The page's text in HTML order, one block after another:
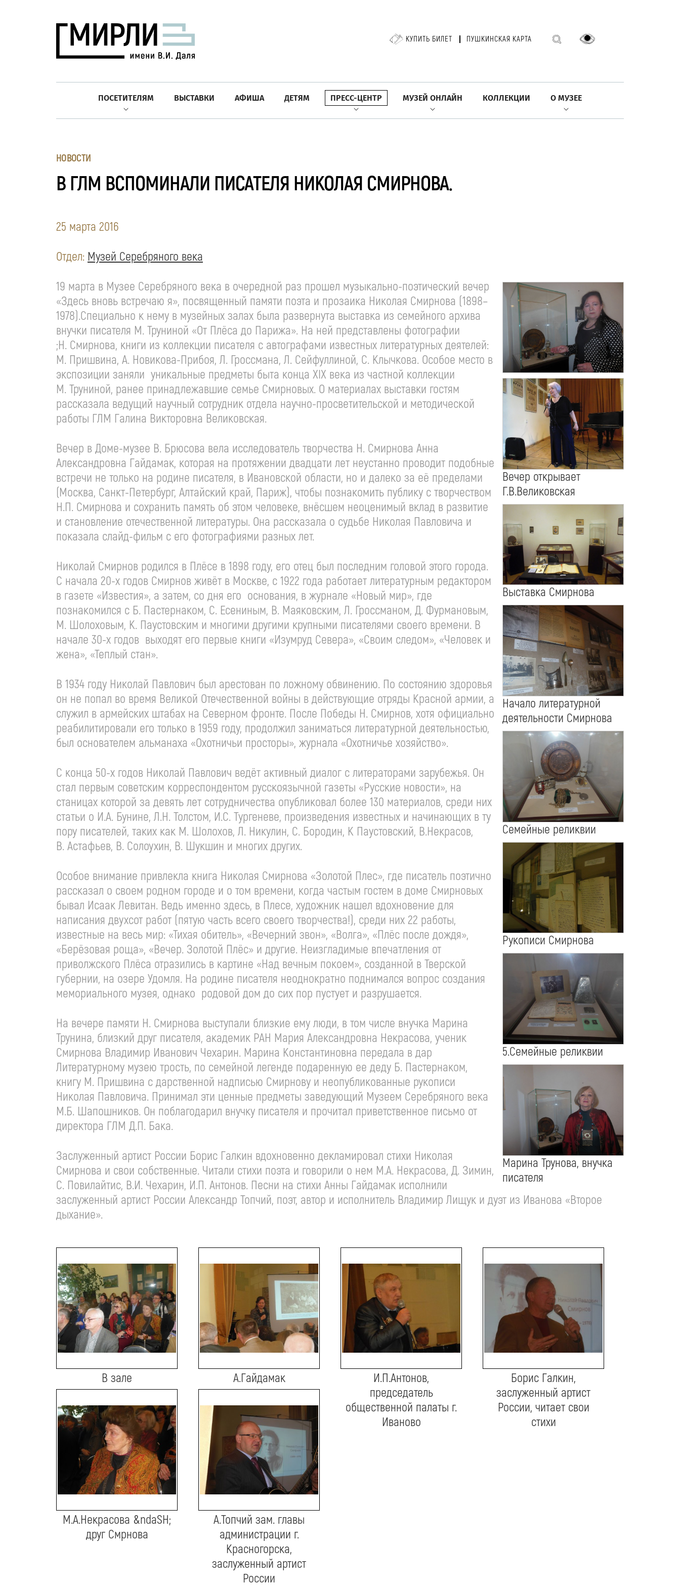
КУПИТЬ БИЛЕТ ПУШКИНСКАЯ КАРТА
ПОСЕТИТЕЛЯМ ВЫСТАВКИ АФИША ДЕТЯМ ПРЕСС-ЦЕНТР МУЗЕЙ ОНЛАЙН КОЛЛЕКЦИИ О МУЗЕЕ
НОВОСТИ
В ГЛМ ВСПОМИНАЛИ ПИСАТЕЛЯ НИКОЛАЯ СМИРНОВА.
25 марта 2016
Отдел: Музей Серебряного века
Вечер открывает
Г.В.Великовская
Выставка Смирнова
Начало литературной
деятельности Смирнова
Семейные реликвии
Рукописи Смирнова
5.Семейные реликвии
Марина Трунова, внучка
писателя
19 марта в Музее Серебряного века в очередной раз прошел музыкально-поэтический вечер
«Здесь вновь встречаю я», посвященный памяти поэта и прозаика Николая Смирнова (1898–
1978).Специально к нему в музейных залах была развернута выставка из семейного архива
внучки писателя М. Труниной «От Плёса до Парижа». На ней представлены фотографии
;Н. Смирнова, книги из коллекции писателя с автографами известных литературных деятелей:
М. Пришвина, А. Новикова-Прибоя, Л. Гроссмана, Л. Сейфуллиной, С. Клычкова. Особое место в
экспозиции заняли уникальные предметы быта конца XIX века из частной коллекции
М. Труниной, ранее принадлежавшие семье Смирновых. О материалах выставки гостям
рассказала ведущий научный сотрудник отдела научно-просветительской и методической
работы ГЛМ Галина Викторовна Великовская.
Вечер в Доме-музее В. Брюсова вела исследователь творчества Н. Смирнова Анна
Александровна Гайдамак, которая на протяжении двадцати лет неустанно проводит подобные
встречи не только на родине писателя, в Ивановской области, но и далеко за её пределами
(Москва, Санкт-Петербург, Алтайский край, Париж), чтобы познакомить публику с творчеством
Н.П. Смирнова и сохранить память об этом человеке, внёсшем неоценимый вклад в развитие
и становление отечественной литературы. Она рассказала о судьбе Николая Павловича и
показала слайд-фильм с его фотографиями разных лет.
Николай Смирнов родился в Плёсе в 1898 году, его отец был последним головой этого города.
С начала 20-х годов Смирнов живёт в Москве, с 1922 года работает литературным редактором
в газете «Известия», а затем, со дня его основания, в журнале «Новый мир», где
познакомился с Б. Пастернаком, С. Есениным, В. Маяковским, Л. Гроссманом, Д. Фурмановым,
М. Шолоховым, К. Паустовским и многими другими крупными писателями своего времени. В
начале 30-х годов выходят его первые книги «Изумруд Севера», «Своим следом», «Человек и
жена», «Теплый стан».
В 1934 году Николай Павлович был арестован по ложному обвинению. По состоянию здоровья
он не попал во время Великой Отечественной войны в действующие отряды Красной армии, а
служил в армейских штабах на Северном фронте. После Победы Н. Смирнов, хотя официально
реабилитировали его только в 1959 году, продолжил заниматься литературной деятельностью,
был основателем альманаха «Охотничьи просторы», журнала «Охотничье хозяйство».
С конца 50-х годов Николай Павлович ведёт активный диалог с литераторами зарубежья. Он
стал первым советским корреспондентом русскоязычной газеты «Русские новости», на
станицах которой за девять лет сотрудничества опубликовал более 130 материалов, среди них
статьи о И.А. Бунине, Л.Н. Толстом, И.С. Тургеневе, произведения известных и начинающих в ту
пору писателей, таких как М. Шолохов, Л. Никулин, С. Бородин, К Паустовский, В.Некрасов,
В. Астафьев, В. Солоухин, В. Шукшин и многих других.
Особое внимание привлекла книга Николая Смирнова «Золотой Плес», где писатель поэтично
рассказал о своем родном городе и о том времени, когда частым гостем в доме Смирновых
бывал Исаак Левитан. Ведь именно здесь, в Плесе, художник нашел вдохновение для
написания двухсот работ (пятую часть всего своего творчества!), среди них 22 работы,
известные на весь мир: «Тихая обитель», «Вечерний звон», «Волга», «Плёс после дождя»,
«Берёзовая роща», «Вечер. Золотой Плёс» и другие. Неизгладимые впечатления от
приволжского Плёса отразились в картине «Над вечным покоем», созданной в Тверской
губернии, на озере Удомля. На родине писателя неоднократно поднимался вопрос создания
мемориального музея, однако родовой дом до сих пор пустует и разрушается.
На вечере памяти Н. Смирнова выступали близкие ему люди, в том числе внучка Марина
Трунина, близкий друг писателя, академик РАН Мария Александровна Некрасова, ученик
Смирнова Владимир Иванович Чехарин. Марина Константиновна передала в дар
Литературному музею трость, по семейной легенде подаренную ее деду Б. Пастернаком,
книгу М. Пришвина с дарственной надписью Смирнову и неопубликованные рукописи
Николая Павловича. Принимал эти ценные предметы заведующий Музеем Серебряного века
М.Б. Шапошников. Он поблагодарил внучку писателя и прочитал приветственное письмо от
директора ГЛМ Д.П. Бака.
Заслуженный артист России Борис Галкин вдохновенно декламировал стихи Николая
Смирнова и свои собственные. Читали стихи поэта и говорили о нем М.А. Некрасова, Д. Зимин,
С. Повилайтис, В.И. Чехарин, И.П. Антонов. Песни на стихи Анны Гайдамак исполнили
заслуженный артист России Александр Топчий, поэт, автор и исполнитель Владимир Лищук и дуэт из Иванова «Второе
дыхание».
В зале
А.Гайдамак
рассказывает о
Смирнове
И.П.Антонов,
председатель
общественной палаты г.
Иваново
Борис Галкин,
заслуженный артист
России, читает свои
стихи
М.А.Некрасова &ndaSH;
друг Смрнова
А.Топчий зам. главы
администрации г.
Красногорска,
заслуженный артист
России